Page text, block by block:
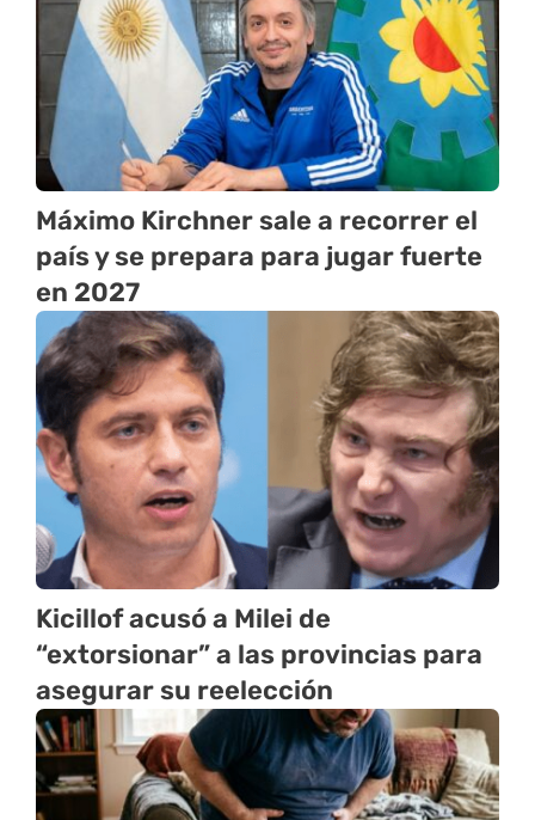
Máximo Kirchner sale a recorrer el
país y se prepara para jugar fuerte
en 2027
Kicillof acusó a Milei de
“extorsionar” a las provincias para
asegurar su reelección